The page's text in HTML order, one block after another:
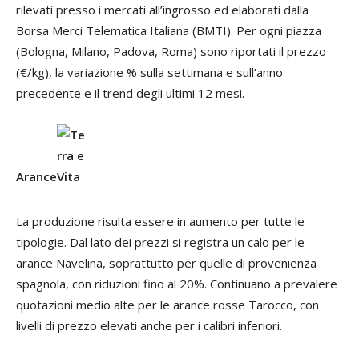
rilevati presso i mercati all’ingrosso ed elaborati dalla
Borsa Merci Telematica Italiana (BMTI). Per ogni piazza
(Bologna, Milano, Padova, Roma) sono riportati il prezzo
(€/kg), la variazione % sulla settimana e sull’anno
precedente e il trend degli ultimi 12 mesi.
Arance
La produzione risulta essere in aumento per tutte le
tipologie. Dal lato dei prezzi si registra un calo per le
arance Navelina, soprattutto per quelle di provenienza
spagnola, con riduzioni fino al 20%. Continuano a prevalere
quotazioni medio alte per le arance rosse Tarocco, con
livelli di prezzo elevati anche per i calibri inferiori.